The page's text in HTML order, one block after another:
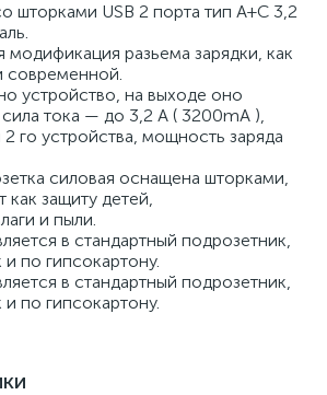
шторками USB 2 порта тип А+C 3,2
модификация разьема зарядки, как
современной.
устройство, на выходе оно
тока — до 3,2 А ( 3200mA ),
го устройства, мощность заряда
силовая оснащена шторками,
как защиту детей,
и пыли.
в стандартный подрозетник,
и по гипсокартону.
в стандартный подрозетник,
и по гипсокартону.